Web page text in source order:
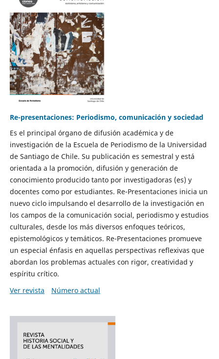
Re-presentaciones: Periodismo, comunicación y sociedad
Es el principal órgano de difusión académica y de
investigación de la Escuela de Periodismo de la Universidad
de Santiago de Chile. Su publicación es semestral y está
orientada a la promoción, difusión y generación de
conocimiento producido tanto por investigadoras (es) y
docentes como por estudiantes. Re-Presentaciones inicia un
nuevo ciclo impulsando el desarrollo de la investigación en
los campos de la comunicación social, periodismo y estudios
culturales, desde los más diversos enfoques teóricos,
epistemológicos y temáticos. Re-Presentaciones promueve
un especial énfasis en aquellas perspectivas reflexivas que
abordan los problemas actuales con rigor, creatividad y
espíritu crítico.
Ver revista
Número actual